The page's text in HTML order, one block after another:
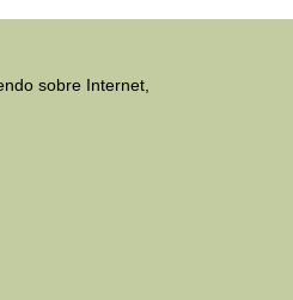
sobre Internet,